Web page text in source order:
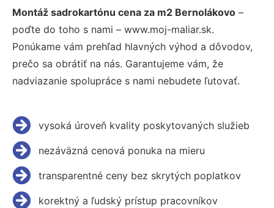
Montáž sadrokartónu cena za m2 Bernolákovo –
poďte do toho s nami – www.moj-maliar.sk.
Ponúkame vám prehľad hlavných výhod a dôvodov,
prečo sa obrátiť na nás. Garantujeme vám, že
nadviazanie spolupráce s nami nebudete ľutovať.
vysoká úroveň kvality poskytovaných služieb
nezáväzná cenová ponuka na mieru
transparentné ceny bez skrytých poplatkov
korektný a ľudský prístup pracovníkov